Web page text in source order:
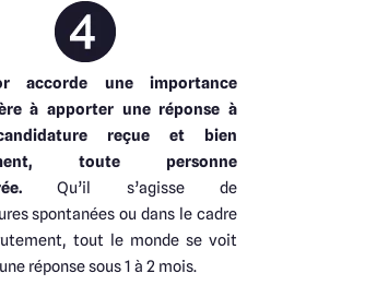
accorde une importance
à apporter une réponse à
reçue et bien
toute personne
Qu’il s’agisse de
spontanées ou dans le cadre
tout le monde se voit
réponse sous 1 à 2 mois.